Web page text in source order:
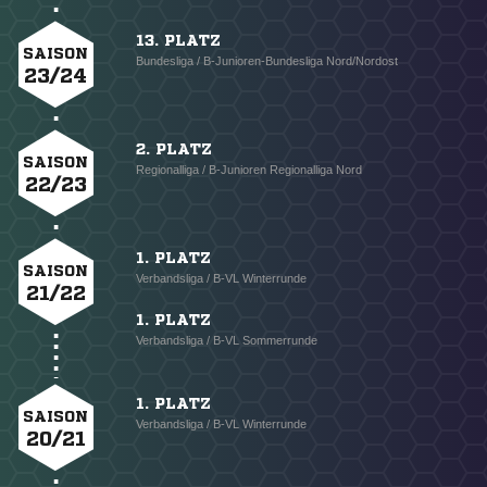
* Pflichtfelder
SAISON
23/24
13. PLATZ
Bundesliga / B-Junioren-Bundesliga Nord/Nordost
SAISON
22/23
2. PLATZ
Regionalliga / B-Junioren Regionalliga Nord
SAISON
21/22
1. PLATZ
Verbandsliga / B-VL Winterrunde
1. PLATZ
Verbandsliga / B-VL Sommerrunde
SAISON
20/21
1. PLATZ
Verbandsliga / B-VL Winterrunde